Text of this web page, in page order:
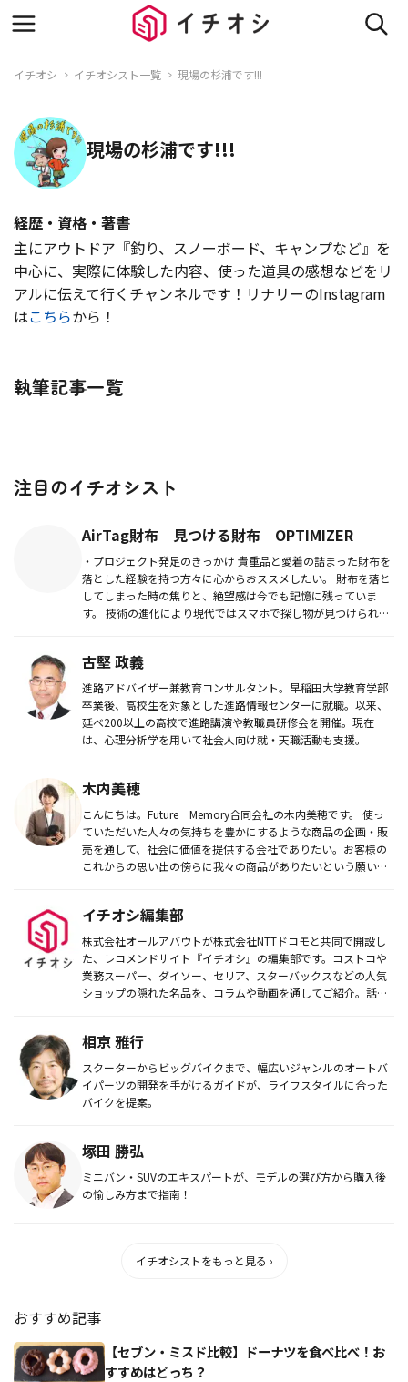
イチオシ イチオシスト一覧 現場の杉浦です!!!
現場の杉浦です!!!
経歴・資格・著書
主にアウトドア『釣り、スノーボード、キャンプなど』を
中心に、実際に体験した内容、使った道具の感想などをリ
アルに伝えて行くチャンネルです！リナリーのInstagram
はこちらから！
執筆記事一覧
注目のイチオシスト
AirTag財布 見つける財布 OPTIMIZER
・プロジェクト発足のきっかけ 貴重品と愛着の詰まった財布を
落とした経験を持つ方々に心からおススメしたい。 財布を落と
してしまった時の焦りと、絶望感は今でも記憶に残っていま
す。 技術の進化により現代ではスマホで探し物が見つけられる
古堅 政義
進路アドバイザー兼教育コンサルタント。早稲田大学教育学部
卒業後、高校生を対象とした進路情報センターに就職。以来、
延べ200以上の高校で進路講演や教職員研修会を開催。現在
は、心理分析学を用いて社会人向け就・天職活動も支援。
木内美穂
こんにちは。Future Memory合同会社の木内美穂です。 使っ
ていただいた人々の気持ちを豊かにするような商品の企画・販
売を通して、社会に価値を提供する会社でありたい。お客様の
これからの思い出の傍らに我々の商品がありたいという願いの
イチオシ編集部
株式会社オールアバウトが株式会社NTTドコモと共同で開設し
た、レコメンドサイト『イチオシ』の編集部です。コストコや
業務スーパー、ダイソー、セリア、スターバックスなどの人気
ショップの隠れた名品を、コラムや動画を通してご紹介。話題
相京 雅行
スクーターからビッグバイクまで、幅広いジャンルのオートバ
イパーツの開発を手がけるガイドが、ライフスタイルに合った
バイクを提案。
塚田 勝弘
ミニバン・SUVのエキスパートが、モデルの選び方から購入後
の愉しみ方まで指南！
イチオシストをもっと見る ›
おすすめ記事
【セブン・ミスド比較】ドーナツを食べ比べ！お
すすめはどっち？